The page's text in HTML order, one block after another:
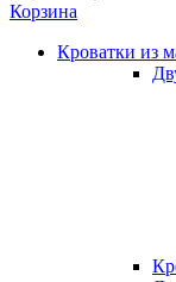
Корзина
Кроватки из